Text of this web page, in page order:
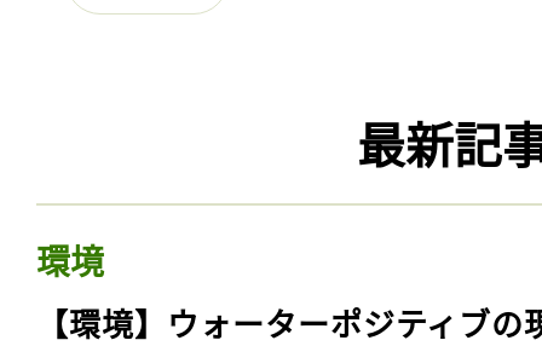
最新記
環境
【環境】ウォーターポジティブの